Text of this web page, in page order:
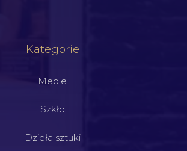
Kategorie
Meble
Szkło
Dzieła sztuki